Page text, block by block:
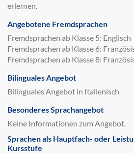
erlernen.
Angebotene Fremdsprachen
Fremdsprachen ab Klasse 5: Englisch
Fremdsprachen ab Klasse 6:
Fremdsprachen ab Klasse 8:
Bilinguales Angebot
Bilinguales Angebot in Italienisch
Besonderes Sprachangebot
Keine Informationen zum Angebot.
Sprachen als Hauptfach- oder
Kursstufe